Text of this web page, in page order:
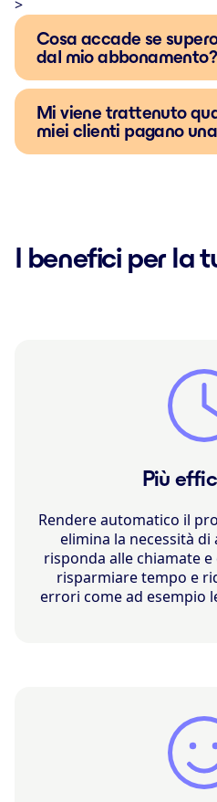
>
Cosa accade se
dal mio abbonamento?
Mi viene trattenuto
miei clienti pagano
I benefici per la
Più
Rendere automatico il
elimina la necessità di
risponda alle chiamate
risparmiare tempo e
errori come ad esempio